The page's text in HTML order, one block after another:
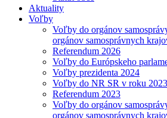
Aktuality
Voľby
Voľby do orgánov
orgánov samosprávnych
Referendum 2026
Voľby do Európskeho
Voľby prezidenta 2024
Voľby do NR SR v roku 2023
Referendum 2023
Voľby do orgánov
orgánov samosprávnych